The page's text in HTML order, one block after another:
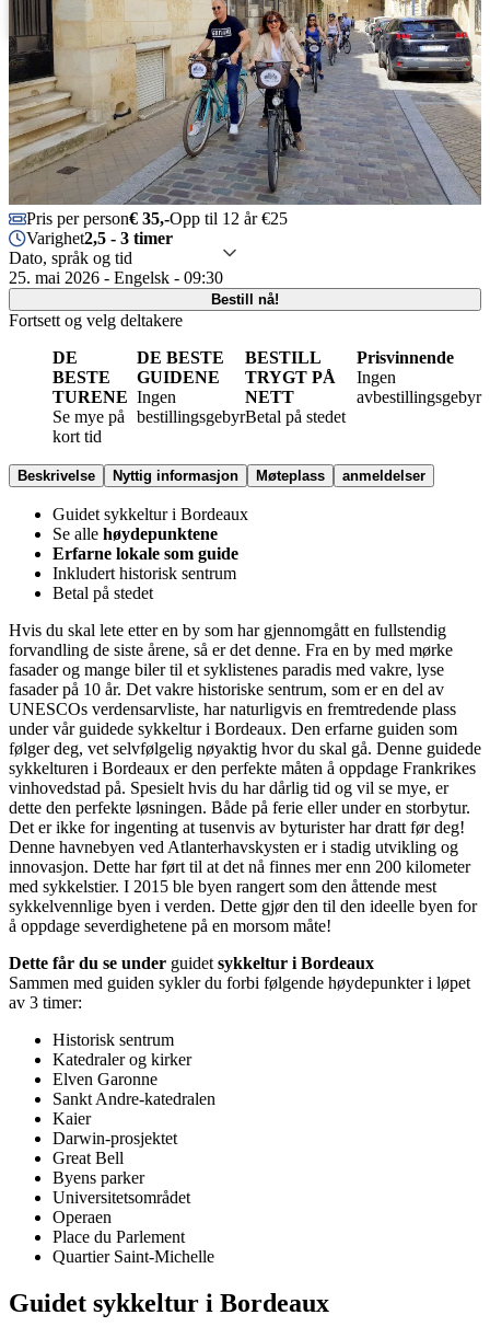
Português
Pris per person€ 35,-Opp til 12 år €25
Varighet2,5 - 3 timer
Dato, språk og tid
25. mai 2026 - Engelsk - 09:30
Bestill nå!
Fortsett og velg deltakere
DE
BESTE
TURENE
Se mye på
kort tid
DE BESTE
GUIDENE
Ingen
bestillingsgebyr
BESTILL
TRYGT PÅ
NETT
Betal på stedet
Prisvinnende
Ingen
avbestillingsgebyr
Beskrivelse Nyttig informasjon Møteplass anmeldelser
Guidet sykkeltur i Bordeaux
Se alle høydepunktene
Erfarne lokale som guide
Inkludert historisk sentrum
Betal på stedet
Hvis du skal lete etter en by som har gjennomgått en fullstendig
forvandling de siste årene, så er det denne. Fra en by med mørke
fasader og mange biler til et syklistenes paradis med vakre, lyse
fasader på 10 år. Det vakre historiske sentrum, som er en del av
UNESCOs verdensarvliste, har naturligvis en fremtredende plass
under vår guidede sykkeltur i Bordeaux. Den erfarne guiden som
følger deg, vet selvfølgelig nøyaktig hvor du skal gå. Denne guidede
sykkelturen i Bordeaux er den perfekte måten å oppdage Frankrikes
vinhovedstad på. Spesielt hvis du har dårlig tid og vil se mye, er
dette den perfekte løsningen. Både på ferie eller under en storbytur.
Det er ikke for ingenting at tusenvis av byturister har dratt før deg!
Denne havnebyen ved Atlanterhavskysten er i stadig utvikling og
innovasjon. Dette har ført til at det nå finnes mer enn 200 kilometer
med sykkelstier. I 2015 ble byen rangert som den åttende mest
sykkelvennlige byen i verden. Dette gjør den til den ideelle byen for
å oppdage severdighetene på en morsom måte!
Dette får du se under guidet sykkeltur i Bordeaux
Sammen med guiden sykler du forbi følgende høydepunkter i løpet
av 3 timer:
Historisk sentrum
Katedraler og kirker
Elven Garonne
Sankt Andre-katedralen
Kaier
Darwin-prosjektet
Great Bell
Byens parker
Universitetsområdet
Operaen
Place du Parlement
Quartier Saint-Michelle
Guidet sykkeltur i Bordeaux